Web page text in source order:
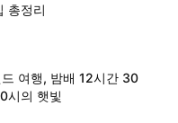
총정리
여행, 밤배 12시간 30
시의 햇빛